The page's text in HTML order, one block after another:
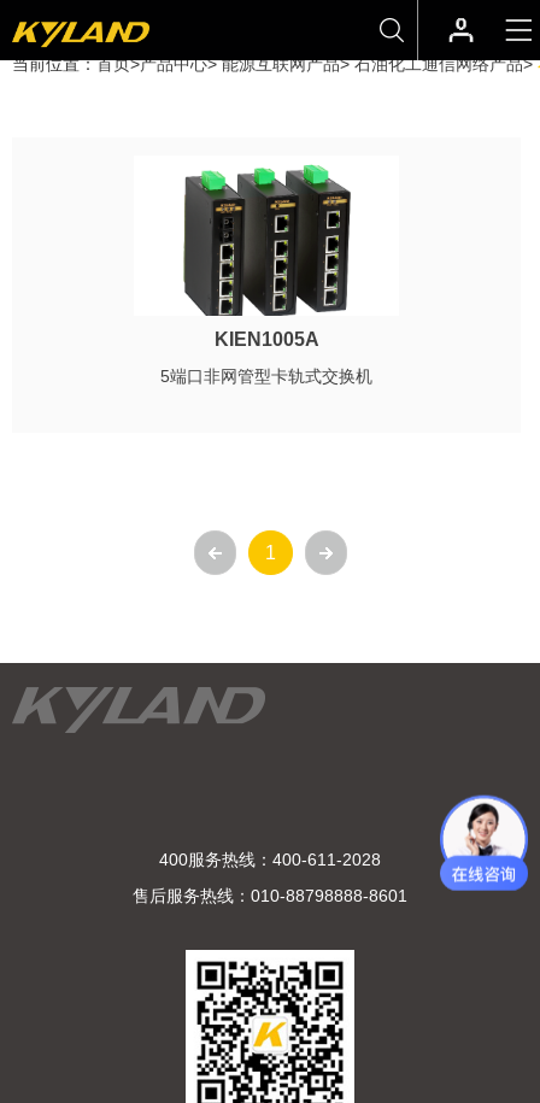
当前位置：首页>产品中心>能源互联网产品>石油化工通信网络产品>
KIEN1005A
5端口非网管型卡轨式交换机
1
400服务热线：400-611-2028
售后服务热线：010-88798888-8601